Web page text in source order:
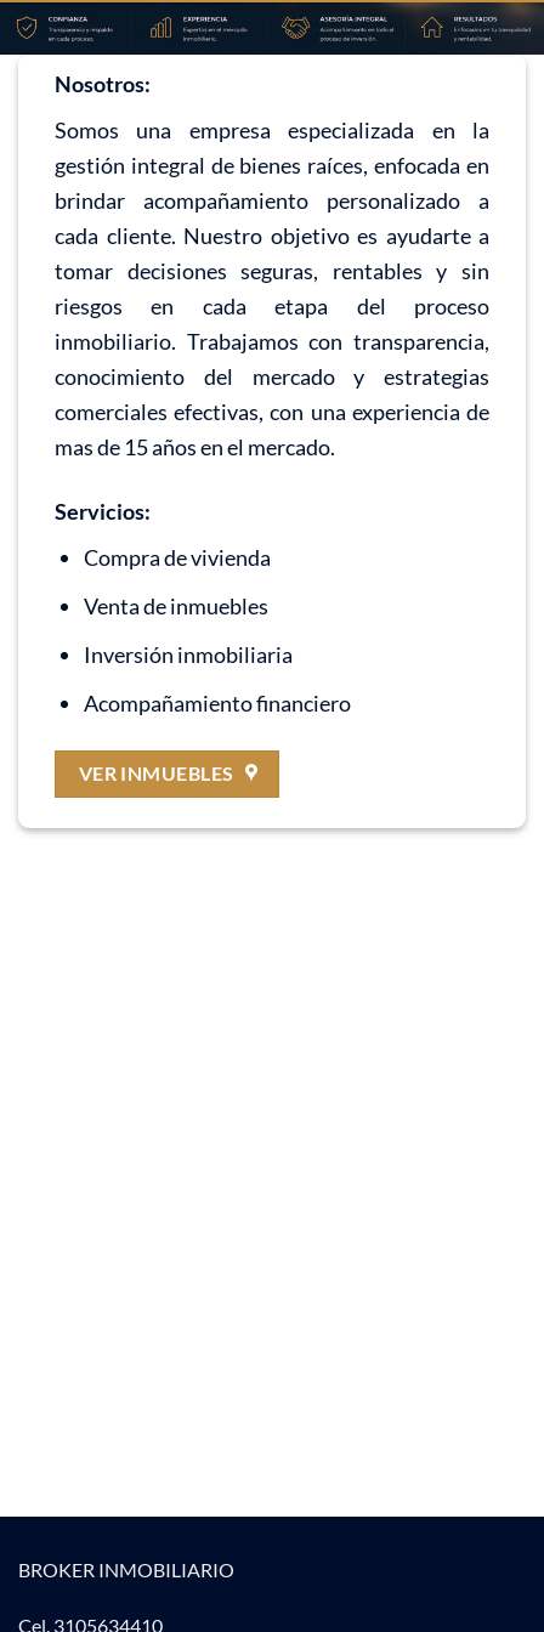
Nosotros:
Somos una empresa especializada en la
gestión integral de bienes raíces, enfocada en
brindar acompañamiento personalizado a
cada cliente. Nuestro objetivo es ayudarte a
tomar decisiones seguras, rentables y sin
riesgos en cada etapa del proceso
inmobiliario. Trabajamos con transparencia,
conocimiento del mercado y estrategias
comerciales efectivas, con una experiencia de
mas de 15 años en el mercado.
Servicios:
Compra de vivienda
Venta de inmuebles
Inversión inmobiliaria
Acompañamiento financiero
VER INMUEBLES
BROKER INMOBILIARIO
Cel. 3105634410